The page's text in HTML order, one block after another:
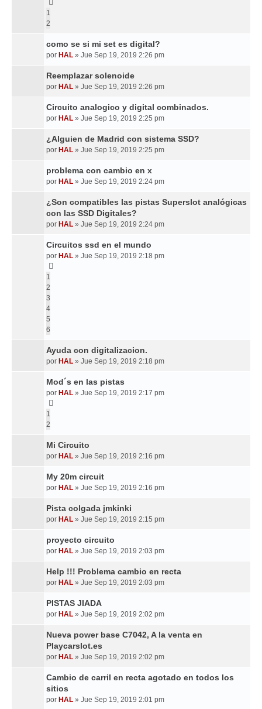
1
2
como se si mi set es digital?
por HAL » Jue Sep 19, 2019 2:26 pm
Reemplazar solenoide
por HAL » Jue Sep 19, 2019 2:26 pm
Circuito analogico y digital combinados.
por HAL » Jue Sep 19, 2019 2:25 pm
¿Alguien de Madrid con sistema SSD?
por HAL » Jue Sep 19, 2019 2:25 pm
problema con cambio en x
por HAL » Jue Sep 19, 2019 2:24 pm
¿Son compatibles las pistas Superslot analógicas
con las SSD Digitales?
por HAL » Jue Sep 19, 2019 2:24 pm
Circuitos ssd en el mundo
por HAL » Jue Sep 19, 2019 2:18 pm
1
2
3
4
5
6
Ayuda con digitalizacion.
por HAL » Jue Sep 19, 2019 2:18 pm
Mod´s en las pistas
por HAL » Jue Sep 19, 2019 2:17 pm
1
2
Mi Circuito
por HAL » Jue Sep 19, 2019 2:16 pm
My 20m circuit
por HAL » Jue Sep 19, 2019 2:16 pm
Pista colgada jmkinki
por HAL » Jue Sep 19, 2019 2:15 pm
proyecto circuito
por HAL » Jue Sep 19, 2019 2:03 pm
Help !!! Problema cambio en recta
por HAL » Jue Sep 19, 2019 2:03 pm
PISTAS JIADA
por HAL » Jue Sep 19, 2019 2:02 pm
Nueva power base C7042, A la venta en
Playcarslot.es
por HAL » Jue Sep 19, 2019 2:02 pm
Cambio de carril en recta agotado en todos los
sitios
por HAL » Jue Sep 19, 2019 2:01 pm